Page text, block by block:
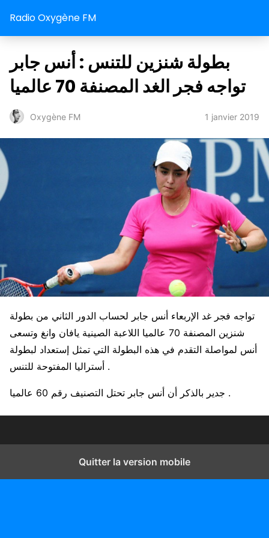
Radio Oxygène FM
بطولة شنزين للتنس : أنس جابر
تواجه فجر الغد المصنفة 70 عالميا
Oxygène FM 1 janvier 2019
تواجه فجر غد الإربعاء أنس جابر لحساب الدور الثاني من بطولة
شنزين المصنفة 70 عالميا اللاعبة الصينية يافان وانغ وتسعى
أنس لمواصلة التقدم في هذه البطولة التي تمثل إستعداد لبطولة
أستراليا المفتوحة للتنس .
جدير بالذكر أن أنس جابر تحتل التصنيف رقم 60 عالميا .
Quitter la version mobile